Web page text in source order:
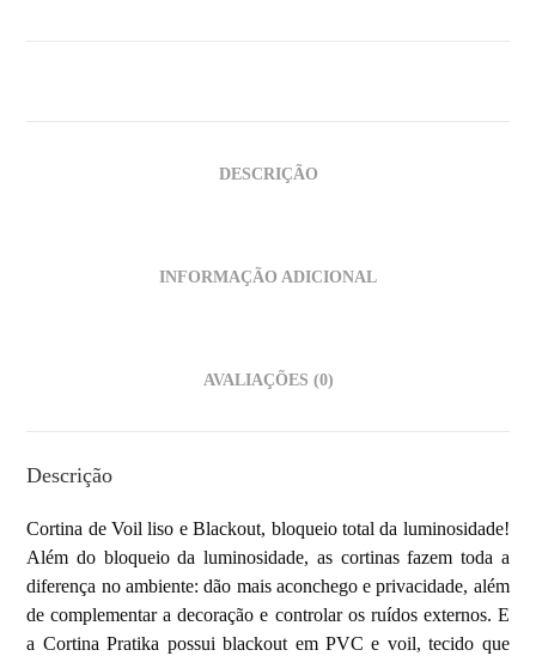
DESCRIÇÃO
INFORMAÇÃO ADICIONAL
AVALIAÇÕES (0)
Descrição
Cortina de Voil liso e Blackout, bloqueio total da luminosidade!
Além do bloqueio da luminosidade, as cortinas fazem toda a
diferença no ambiente: dão mais aconchego e privacidade, além
de complementar a decoração e controlar os ruídos externos. E
a Cortina Pratika possui blackout em PVC e voil, tecido que